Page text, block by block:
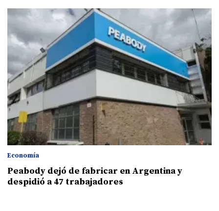
Economía
Peabody dejó de fabricar en Argentina y
despidió a 47 trabajadores